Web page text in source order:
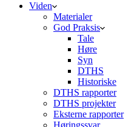
Viden
Materialer
God Praksis
Tale
Høre
Syn
DTHS
Historiske
DTHS rapporter
DTHS projekter
Eksterne rapporter
Høringssvar